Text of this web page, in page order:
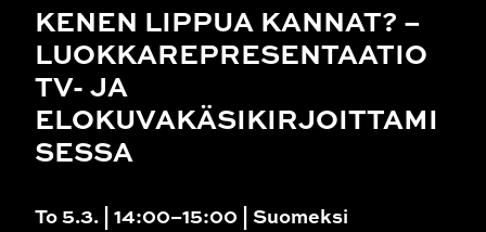
KENEN LIPPUA KANNAT? –
LUOKKAREPRESENTAATIO
TV- JA
ELOKUVAKÄSIKIRJOITTAMI
SESSA
To 5.3. | 14:00–15:00 | Suomeksi